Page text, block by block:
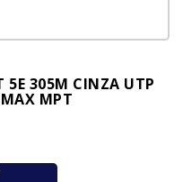
5E 305M CINZA UTP
MPT